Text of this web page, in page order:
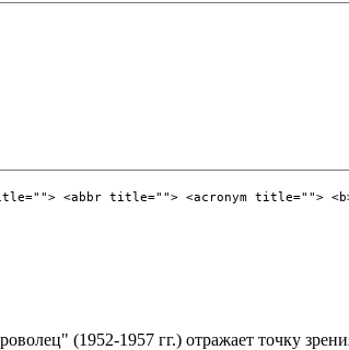
<abbr title=""> <acronym title=""> <b>
(1952-1957 гг.) отражает точку